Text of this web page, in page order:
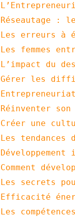
Réseautage :
Les erreurs à
Les femmes
L’impact du
Gérer les
Réinventer
Créer une
Les
Comment
Les secrets
Efficacité
Les